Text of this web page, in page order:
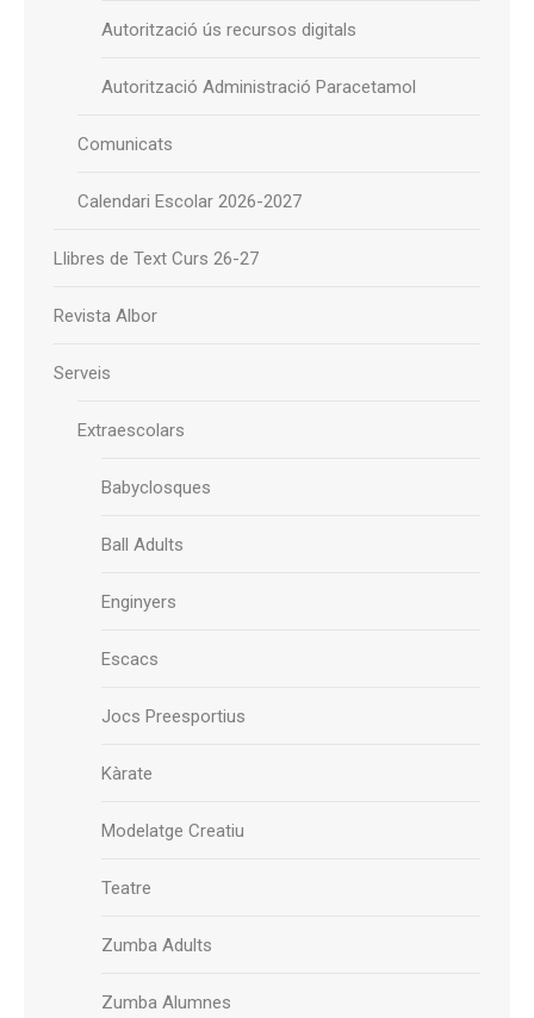
Autorització ús recursos digitals
Autorització Administració Paracetamol
Comunicats
Calendari Escolar 2026-2027
Llibres de Text Curs 26-27
Revista Albor
Serveis
Extraescolars
Babyclosques
Ball Adults
Enginyers
Escacs
Jocs Preesportius
Kàrate
Modelatge Creatiu
Teatre
Zumba Adults
Zumba Alumnes